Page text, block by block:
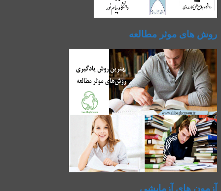
روش های موثر مطالعه
آزمون های آزمایشی